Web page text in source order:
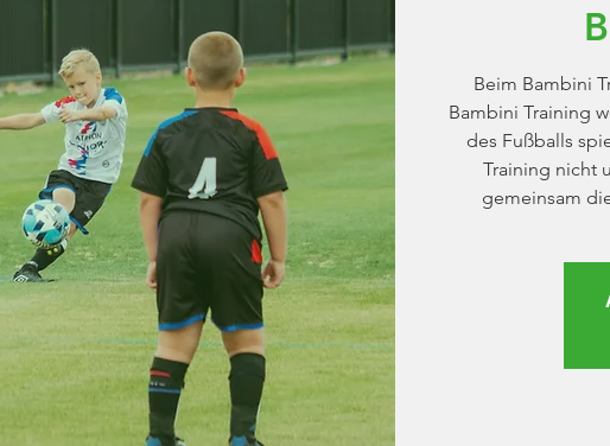
Beim Bambini
Bambini Training
des Fußballs
Training nicht
gemeinsam